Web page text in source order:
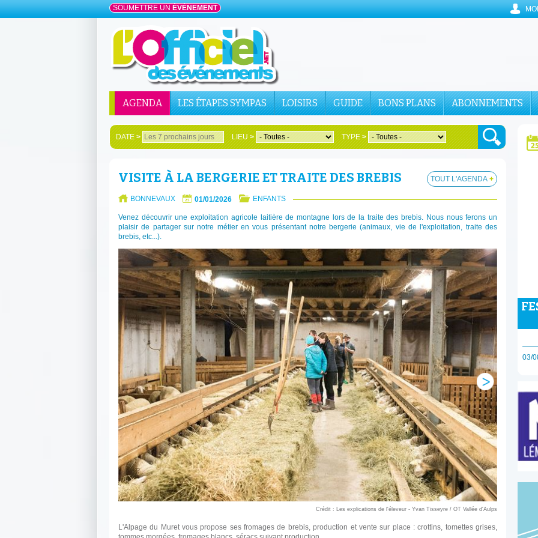
SOUMETTRE UN ÉVÉNEMENT
AGENDA LES ÉTAPES SYMPAS LOISIRS GUIDE BONS PLANS ABONNEMENTS
DATE> LIEU> TYPE>
VISITE À LA BERGERIE ET TRAITE DES BREBIS TOUT L'AGENDA +
BONNEVAUX 01/01/2026 ENFANTS
Venez découvrir une exploitation agricole laitière de montagne lors de la traite des brebis. Nous nous ferons un
plaisir de partager sur notre métier en vous présentant notre bergerie (animaux, vie de l'exploitation, traite des
brebis, etc...).
Crédit : Les explications de l'éleveur - Yvan Tisseyre / OT Vallée d'Aulps
L'Alpage du Muret vous propose ses fromages de brebis, production et vente sur place : crottins, tomettes grises,
03/